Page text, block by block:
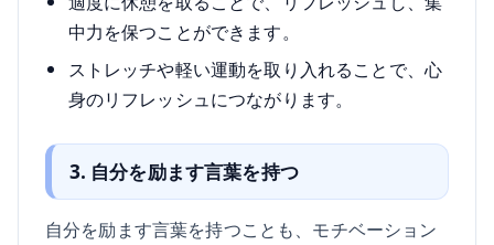
中力を保つことができます。
ストレッチや軽い運動を取り入れることで、心
身のリフレッシュにつながります。
3. 自分を励ます言葉を持つ
自分を励ます言葉を持つことも、モチベーション